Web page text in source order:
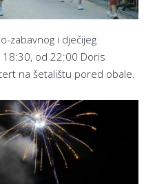
zabavnog i dječijeg
od 22:00 Doris
na šetalištu pored obale.